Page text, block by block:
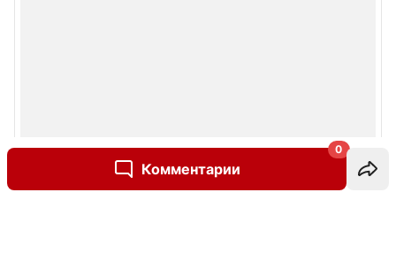
Комментарии
0